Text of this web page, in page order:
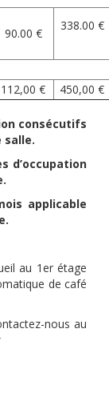
90.00 €
338.00 €
112,00 €
450,00 €
consécutifs
salle.
d’occupation
applicable
au 1er étage
de café
nous au